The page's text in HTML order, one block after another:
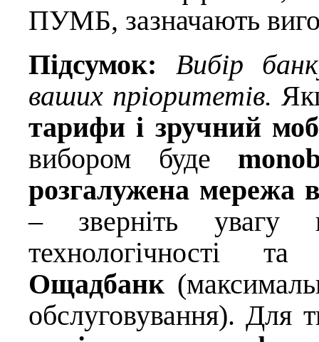
ПУМБ, зазначають
Підсумок:
Вибір
ваших пріоритетів.
тарифи і зручний
вибором буде
розгалужена мережа
– зверніть
технологічності
Ощадбанк
обслуговування). Для